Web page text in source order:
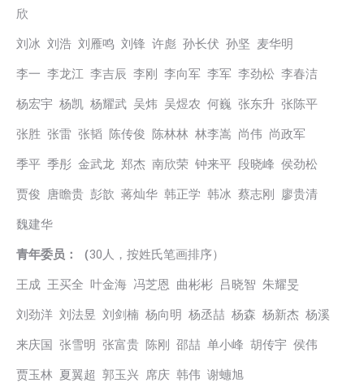
欣
刘冰 刘浩 刘雁鸣 刘锋 许彪 孙长伏 孙坚 麦华明
李一 李龙江 李吉辰 李刚 李向军 李军 李劲松 李春洁
杨宏宇 杨凯 杨耀武 吴炜 吴煜农 何巍 张东升 张陈平
张胜 张雷 张韬 陈传俊 陈林林 林李嵩 尚伟 尚政军
季平 季彤 金武龙 郑杰 南欣荣 钟来平 段晓峰 侯劲松
贾俊 唐瞻贵 彭歆 蒋灿华 韩正学 韩冰 蔡志刚 廖贵清
魏建华
青年委员：（30人，按姓氏笔画排序）
王成 王买全 叶金海 冯芝恩 曲彬彬 吕晓智 朱耀旻
刘劲洋 刘法昱 刘剑楠 杨向明 杨丞喆 杨森 杨新杰 杨溪
来庆国 张雪明 张富贵 陈刚 邵喆 单小峰 胡传宇 侯伟
贾玉林 夏翼超 郭玉兴 席庆 韩伟 谢蟪旭